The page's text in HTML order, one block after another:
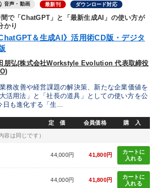
音声・動画 最新刊 ダウンロード対応
で「ChatGPT」と「最新生成AI」の使い方が
かり
ChatGPT＆生成AI》活用術CD版・デジタ
朋弘(株式会社Workstyle Evolution 代表取締役
務改善や経営課題の解決策、新たな企業価値を
活用法」と「社長の道具」としての使い方を公
日も進化する「生...
定 価 会員価格 購 入
容は同じです）
44,000円 41,800円
カートに
入れる
44,000円 41,800円
カートに
入れる